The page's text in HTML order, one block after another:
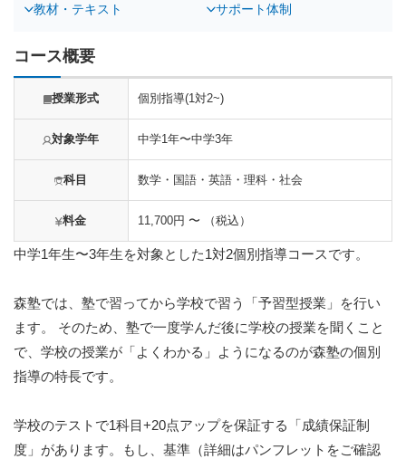
教材・テキスト サポート体制
コース概要
授業形式 個別指導(1対2~)
対象学年 中学1年〜中学3年
科目 数学・国語・英語・理科・社会
料金 11,700円 〜 （税込）
中学1年生〜3年生を対象とした1対2個別指導コースです。
森塾では、塾で習ってから学校で習う「予習型授業」を行い
ます。 そのため、塾で一度学んだ後に学校の授業を聞くこと
で、学校の授業が「よくわかる」ようになるのが森塾の個別
指導の特長です。
学校のテストで1科目+20点アップを保証する「成績保証制
度」があります。もし、基準（詳細はパンフレットをご確認